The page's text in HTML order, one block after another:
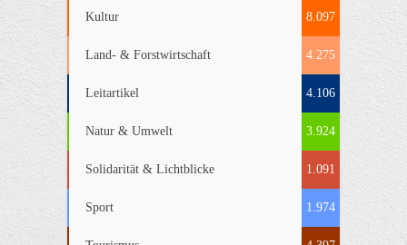
Kultur 8.097
Land- & Forstwirtschaft 4.275
Leitartikel 4.106
Natur & Umwelt 3.924
Solidarität & Lichtblicke 1.091
Sport 1.974